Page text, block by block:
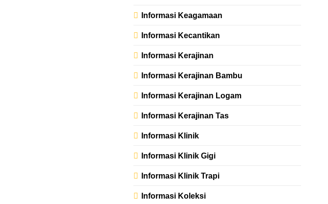
Informasi Keagamaan
Informasi Kecantikan
Informasi Kerajinan
Informasi Kerajinan Bambu
Informasi Kerajinan Logam
Informasi Kerajinan Tas
Informasi Klinik
Informasi Klinik Gigi
Informasi Klinik Trapi
Informasi Koleksi